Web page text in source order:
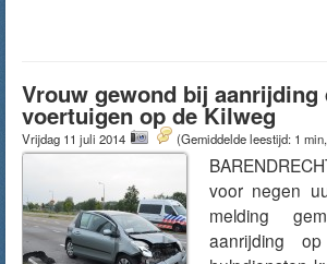
Vrouw gewond bij aanrijding
voertuigen op de Kilweg
Vrijdag 11 juli 2014 (Gemiddelde leestijd: 1
voor negen
melding
aanrijding